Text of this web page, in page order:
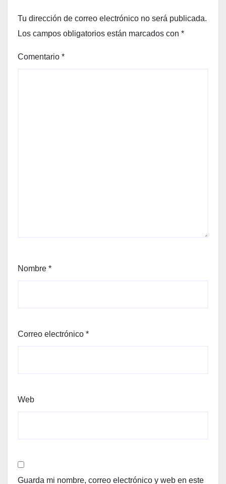
Tu dirección de correo electrónico no será publicada.
Los campos obligatorios están marcados con *
Comentario *
Nombre *
Correo electrónico *
Web
Guarda mi nombre, correo electrónico y web en este